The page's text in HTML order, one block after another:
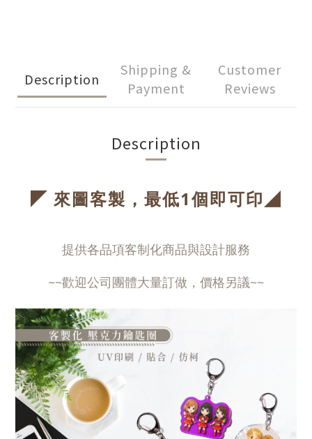
Description
Shipping &
Payment
Customer
Reviews
Description
◤ 來圖客製，最低1個即可印◢
提供各品項客制化商品與設計服務
~~歡迎公司團體大量訂做，價格另議~~